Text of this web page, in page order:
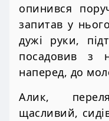
опинився
запитав у
дужі руки,
посадовив з
наперед, до
Алик,
щасливий,